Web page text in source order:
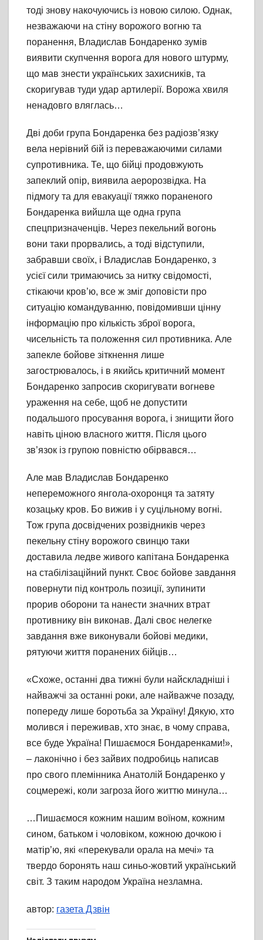
тоді знову накочуючись із новою силою. Однак,
незважаючи на стіну ворожого вогню та
поранення, Владислав Бондаренко зумів
виявити скупчення ворога для нового штурму,
що мав знести українських захисників, та
скоригував туди удар артилерії. Ворожа хвиля
ненадовго вляглась…
Дві доби група Бондаренка без радіозв’язку
вела нерівний бій із переважаючими силами
супротивника. Те, що бійці продовжують
запеклий опір, виявила аеророзвідка. На
підмогу та для евакуації тяжко пораненого
Бондаренка вийшла ще одна група
спецпризначенців. Через пекельний вогонь
вони таки прорвались, а тоді відступили,
забравши своїх, і Владислав Бондаренко, з
усієї сили тримаючись за нитку свідомості,
стікаючи кров’ю, все ж зміг доповісти про
ситуацію командуванню, повідомивши цінну
інформацію про кількість зброї ворога,
чисельність та положення сил противника. Але
запекле бойове зіткнення лише
загострювалось, і в якийсь критичний момент
Бондаренко запросив скоригувати вогневе
ураження на себе, щоб не допустити
подальшого просування ворога, і знищити його
навіть ціною власного життя. Після цього
зв’язок із групою повністю обірвався…
Але мав Владислав Бондаренко
непереможного янгола-охоронця та затяту
козацьку кров. Бо вижив і у суцільному вогні.
Тож група досвідчених розвідників через
пекельну стіну ворожого свинцю таки
доставила ледве живого капітана Бондаренка
на стабілізаційний пункт. Своє бойове завдання
повернути під контроль позиції, зупинити
прорив оборони та нанести значних втрат
противнику він виконав. Далі своє нелегке
завдання вже виконували бойові медики,
рятуючи життя поранених бійців…
«Схоже, останні два тижні були найскладніші і
найважчі за останні роки, але найважче позаду,
попереду лише боротьба за Україну! Дякую, хто
молився і переживав, хто знає, в чому справа,
все буде Україна! Пишаємося Бондаренками!»,
– лаконічно і без зайвих подробиць написав
про свого племінника Анатолій Бондаренко у
соцмережі, коли загроза його життю минула…
…Пишаємося кожним нашим воїном, кожним
сином, батьком і чоловіком, кожною дочкою і
матір’ю, які «перекували орала на мечі» та
твердо боронять наш синьо-жовтий український
світ. З таким народом Україна незламна.
автор: газета Дзвін